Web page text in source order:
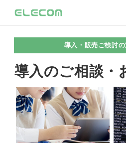
導入・販売ご検討
導入のご相談・